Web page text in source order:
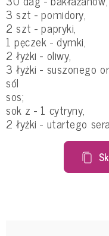
3 szt - pomidory,
2 szt - papryki,
1 pęczek - dymki,
2 łyżki - oliwy,
3 łyżki - suszonego
sól
sos;
sok z - 1 cytryny,
2 łyżki - utartego